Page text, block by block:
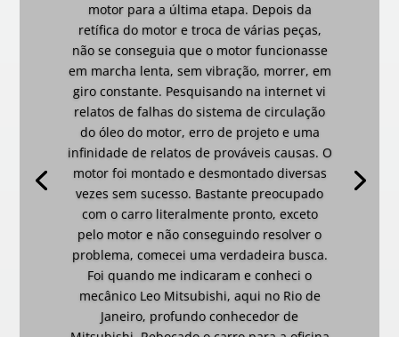
motor para a última etapa. Depois da
retífica do motor e troca de várias peças,
não se conseguia que o motor funcionasse
em marcha lenta, sem vibração, morrer, em
giro constante. Pesquisando na internet vi
relatos de falhas do sistema de circulação
do óleo do motor, erro de projeto e uma
infinidade de relatos de prováveis causas. O
motor foi montado e desmontado diversas
vezes sem sucesso. Bastante preocupado
com o carro literalmente pronto, exceto
pelo motor e não conseguindo resolver o
problema, comecei uma verdadeira busca.
Foi quando me indicaram e conheci o
mecânico Leo Mitsubishi, aqui no Rio de
Janeiro, profundo conhecedor de